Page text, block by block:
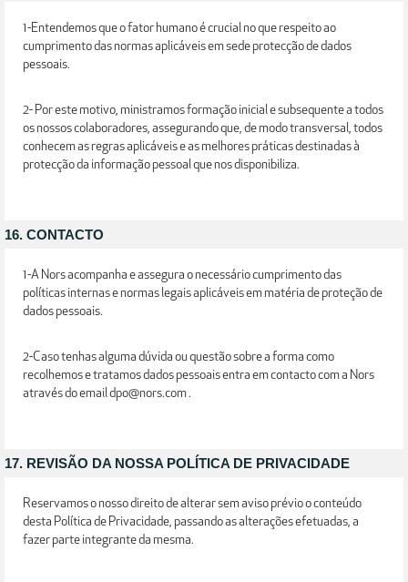
1-Entendemos que o fator humano é crucial no que respeito ao
cumprimento das normas aplicáveis em sede protecção de dados
pessoais.
2- Por este motivo, ministramos formação inicial e subsequente a todos
os nossos colaboradores, assegurando que, de modo transversal, todos
conhecem as regras aplicáveis e as melhores práticas destinadas à
protecção da informação pessoal que nos disponibiliza.
16. CONTACTO
1-A Nors acompanha e assegura o necessário cumprimento das
políticas internas e normas legais aplicáveis em matéria de proteção de
dados pessoais.
2-Caso tenhas alguma dúvida ou questão sobre a forma como
recolhemos e tratamos dados pessoais entra em contacto com a Nors
através do email dpo@nors.com .
17. REVISÃO DA NOSSA POLÍTICA DE PRIVACIDADE
Reservamos o nosso direito de alterar sem aviso prévio o conteúdo
desta Política de Privacidade, passando as alterações efetuadas, a
fazer parte integrante da mesma.